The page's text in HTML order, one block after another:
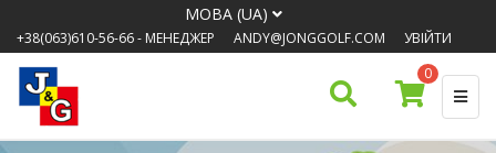
МОВА (UA)
+38(063)610-56-66- МЕНЕДЖЕР ANDY@JONGGOLF.COM
УВІЙТИ
0